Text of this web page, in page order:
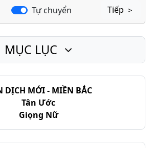
Tự chuyển Tiếp ＞
DỊCH MỚI - MIỀN BẮC
Tân Ước
Giọng Nữ
MỤC LỤC